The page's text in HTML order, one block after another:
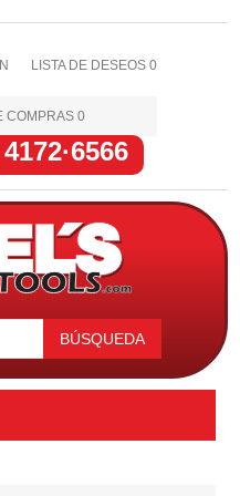
LISTA DE DESEOS 0
COMPRAS 0
BÚSQUEDA